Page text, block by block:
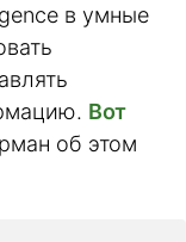
в умные
Вот
об этом